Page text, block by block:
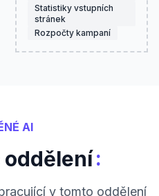
Statistiky vstupních
stránek
Rozpočty kampaní
AI
:
v tomto oddělení